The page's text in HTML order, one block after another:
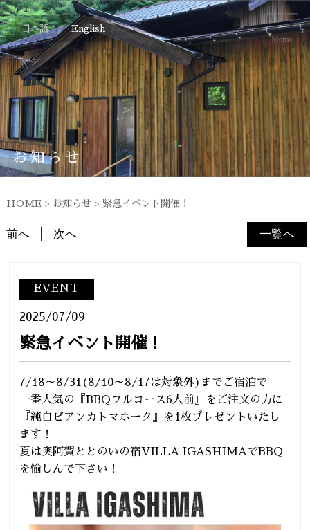
日本語 /English
お知らせ
HOME > お知らせ> 緊急イベント開催！
一覧へ
前へ 次へ
EVENT
2025/07/09
緊急イベント開催！
7/18～8/31(8/10～8/17は対象外)までご宿泊で
一番人気の『BBQフルコース6人前』をご注文の方に
『純白ビアンカトマホーク』を1枚プレゼントいたし
ます！
夏は奥阿賀ととのいの宿VILLA IGASHIMAでBBQ
を愉しんで下さい！